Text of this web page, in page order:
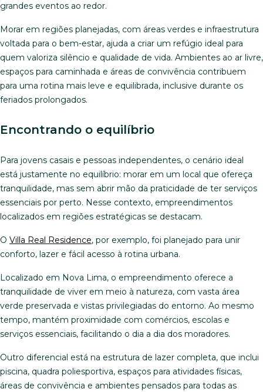
grandes eventos ao redor.
Morar em regiões planejadas, com áreas verdes e infraestrutura
voltada para o bem-estar, ajuda a criar um refúgio ideal para
quem valoriza silêncio e qualidade de vida. Ambientes ao ar livre,
espaços para caminhada e áreas de convivência contribuem
para uma rotina mais leve e equilibrada, inclusive durante os
feriados prolongados.
Encontrando o equilíbrio
Para jovens casais e pessoas independentes, o cenário ideal
está justamente no equilíbrio: morar em um local que ofereça
tranquilidade, mas sem abrir mão da praticidade de ter serviços
essenciais por perto. Nesse contexto, empreendimentos
localizados em regiões estratégicas se destacam.
O Villa Real Residence, por exemplo, foi planejado para unir
conforto, lazer e fácil acesso à rotina urbana.
Localizado em Nova Lima, o empreendimento oferece a
tranquilidade de viver em meio à natureza, com vasta área
verde preservada e vistas privilegiadas do entorno. Ao mesmo
tempo, mantém proximidade com comércios, escolas e
serviços essenciais, facilitando o dia a dia dos moradores.
Outro diferencial está na estrutura de lazer completa, que inclui
piscina, quadra poliesportiva, espaços para atividades físicas,
áreas de convivência e ambientes pensados para todas as